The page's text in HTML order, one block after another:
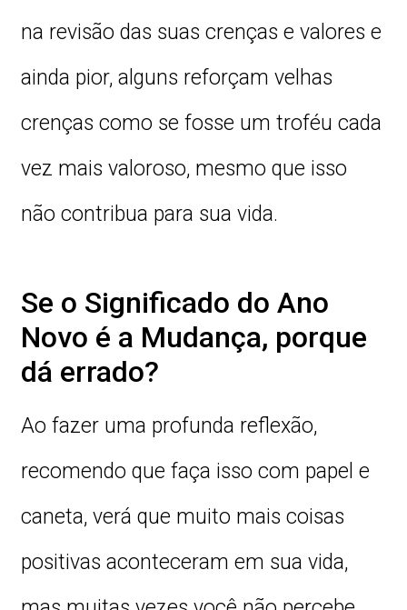
na revisão das suas crenças e valores e
ainda pior, alguns reforçam velhas
crenças como se fosse um troféu cada
vez mais valoroso, mesmo que isso
não contribua para sua vida.
Se o Significado do Ano
Novo é a Mudança, porque
dá errado?
Ao fazer uma profunda reflexão,
recomendo que faça isso com papel e
caneta, verá que muito mais coisas
positivas aconteceram em sua vida,